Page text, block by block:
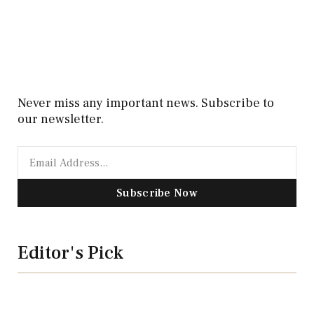
Never miss any important news. Subscribe to
our newsletter.
Subscribe Now
Editor's Pick